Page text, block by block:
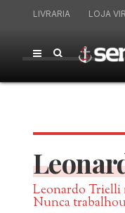
LIVRARIA LOJA
Leonardo Trielli
Nunca